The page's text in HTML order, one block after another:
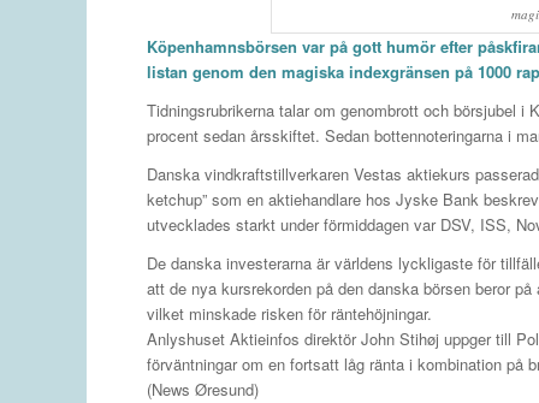
Köpenhamnsbörsen var på gott humör efter
listan genom den magiska indexgränsen på 1000
Tidningsrubrikerna talar om genombrott och börsjubel i
procent sedan årsskiftet. Sedan bottennoteringarna i
Danska vindkraftstillverkaren Vestas aktiekurs
ketchup” som en aktiehandlare hos Jyske Bank
utvecklades starkt under förmiddagen var DSV, ISS,
De danska investerarna är världens lyckligaste för
att de nya kursrekorden på den danska börsen beror
vilket minskade risken för räntehöjningar.
Anlyshuset Aktieinfos direktör John Stihøj uppger till
förväntningar om en fortsatt låg ränta i kombination på
(News Øresund)